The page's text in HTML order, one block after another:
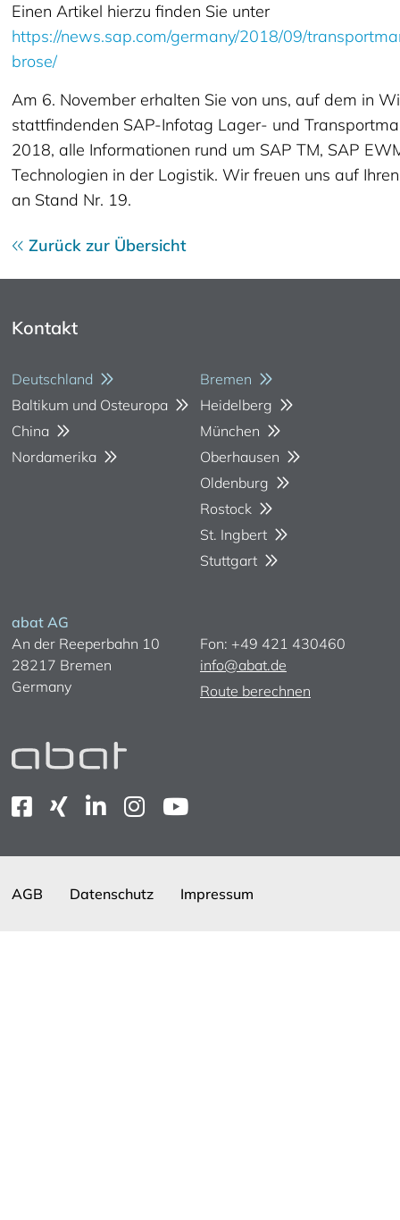
Einen Artikel hierzu finden Sie unter
https://news.sap.com/germany/2018/09/
brose/
Am 6. November erhalten Sie von uns, auf dem in
stattfindenden SAP-Infotag Lager- und
2018, alle Informationen rund um SAP TM, SAP
Technologien in der Logistik. Wir freuen uns auf
an Stand Nr. 19.
Zurück zur Übersicht
Kontakt
Deutschland
Baltikum und Osteuropa
China
Nordamerika
Bremen
Heidelberg
München
Oberhausen
Oldenburg
Rostock
St. Ingbert
Stuttgart
abat AG
An der Reeperbahn 10
28217 Bremen
Germany
Fon: +49 421 430460
info@abat.de
Route berechnen
AGB Datenschutz Impressum